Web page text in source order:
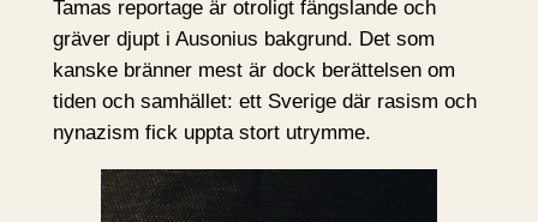
Tamas reportage är otroligt fängslande och
gräver djupt i Ausonius bakgrund. Det som
kanske bränner mest är dock berättelsen om
tiden och samhället: ett Sverige där rasism och
nynazism fick uppta stort utrymme.